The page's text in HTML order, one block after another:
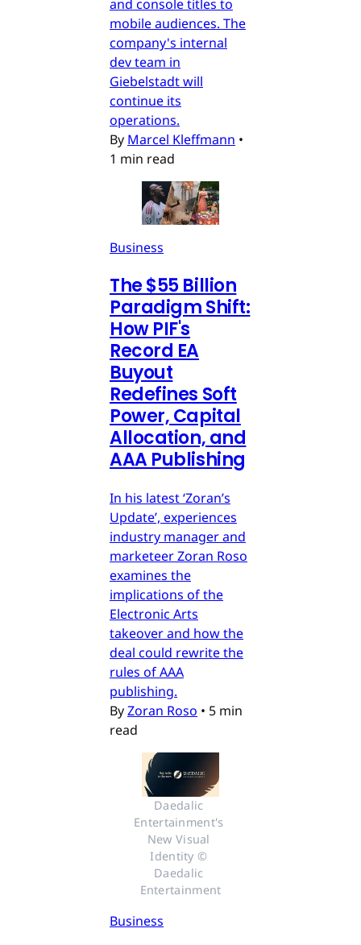
and console titles to
mobile audiences. The
company's internal
dev team in
Giebelstadt will
continue its
operations.
By Marcel Kleffmann •
1 min read
Business
The $55 Billion
Paradigm Shift:
How PIF's
Record EA
Buyout
Redefines Soft
Power, Capital
Allocation, and
AAA Publishing
In his latest ‘Zoran’s
Update’, experiences
industry manager and
marketeer Zoran Roso
examines the
implications of the
Electronic Arts
takeover and how the
deal could rewrite the
rules of AAA
publishing.
ByZoran Roso • 5 min
read
Daedalic
Entertainment's
New Visual
Identity ©
Daedalic
Entertainment
Business